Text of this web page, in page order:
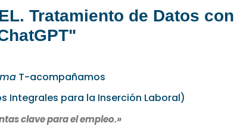
Tratamiento de Datos con
T-acompañamos
Integrales para la Inserción Laboral)
clave para el empleo.»